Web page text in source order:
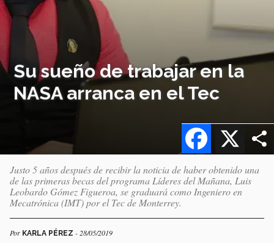
Su sueño de trabajar en la
NASA arranca en el Tec
X
Facebook
Justo 5 años después de recibir la noticia de haber obtenido una
de las primeras becas del programa Líderes del Mañana, Luis
Leobardo Gómez Figueroa, se graduará como Ingeniero en
Mecatrónica (IMT) por el Tec de Monterrey.
Por KARLA PÉREZ - 28/05/2019